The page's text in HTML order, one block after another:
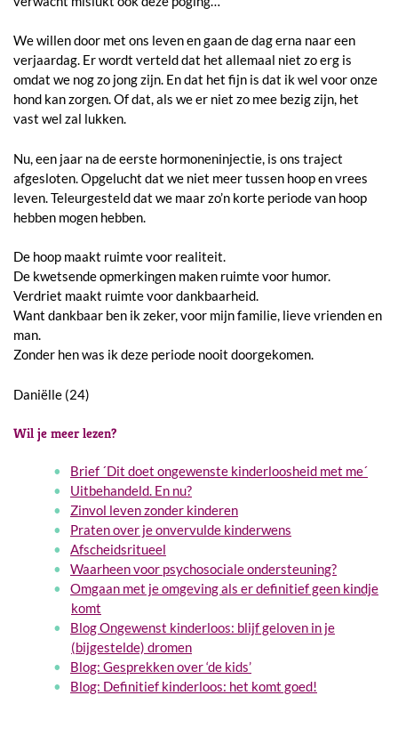
We willen door met ons leven en gaan de dag erna naar een
verjaardag. Er wordt verteld dat het allemaal niet zo erg is
omdat we nog zo jong zijn. En dat het fijn is dat ik wel voor onze
hond kan zorgen. Of dat, als we er niet zo mee bezig zijn, het
vast wel zal lukken.
Nu, een jaar na de eerste hormoneninjectie, is ons traject
afgesloten. Opgelucht dat we niet meer tussen hoop en vrees
leven. Teleurgesteld dat we maar zo’n korte periode van hoop
hebben mogen hebben.
De hoop maakt ruimte voor realiteit.
De kwetsende opmerkingen maken ruimte voor humor.
Verdriet maakt ruimte voor dankbaarheid.
Want dankbaar ben ik zeker, voor mijn familie, lieve vrienden en
man.
Zonder hen was ik deze periode nooit doorgekomen.
Daniëlle (24)
Wil je meer lezen?
Brief ´Dit doet ongewenste kinderloosheid met me´
Uitbehandeld. En nu?
Zinvol leven zonder kinderen
Praten over je onvervulde kinderwens
Afscheidsritueel
Waarheen voor psychosociale ondersteuning?
Omgaan met je omgeving als er definitief geen kindje
komt
Blog Ongewenst kinderloos: blijf geloven in je
(bijgestelde) dromen
Blog: Gesprekken over ‘de kids’
Blog: Definitief kinderloos: het komt goed!